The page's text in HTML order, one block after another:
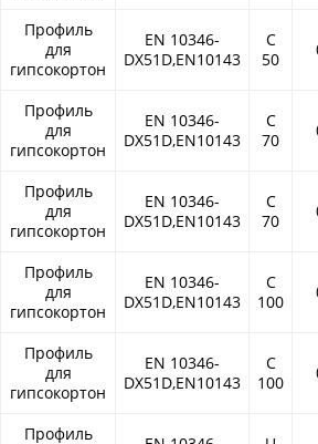
Профиль
для
гипсокортон
EN 10346-
DX51D,EN10143
C
50
Профиль
для
гипсокортон
EN 10346-
DX51D,EN10143
C
70
Профиль
для
гипсокортон
EN 10346-
DX51D,EN10143
C
70
Профиль
для
гипсокортон
EN 10346-
DX51D,EN10143
C
100
Профиль
для
гипсокортон
EN 10346-
DX51D,EN10143
C
100
Профиль